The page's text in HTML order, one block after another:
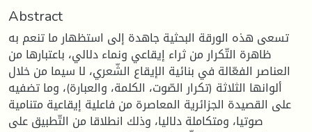
Abstract
تسعى هذه الورقة البحثية جاهدة إلى استظهار ما تنعم به
ظاهرة التّكرار من ثراء إيقاعي ونماء دلالي، باعتبارها من
العناصر الفعّالة في بنائية الإيقاع الشّعري، لا سيما من خلال
ألوانها الثلاثة (تكرار الصّوت، الكلمة، والعبارة)، وما تضفيه
على القصيدة الجزائرية المعاصرة من فاعلية إيقاعية متنامية
صوتيا، ومتكاملة دلاليا، وذلك انطلاقا من التّطبيق على